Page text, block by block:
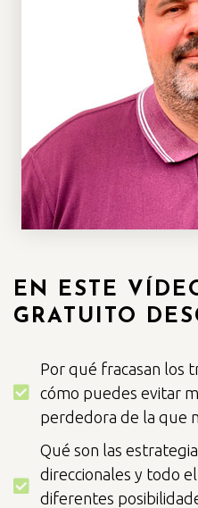
EN ESTE
GRATUITO
Por qué fracasan los
cómo puedes evitar
perdedora de la que
Qué son las
direccionales y todo
diferentes